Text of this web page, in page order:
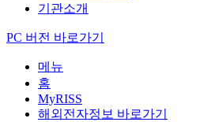
기관소개
PC 버전 바로가기
메뉴
홈
MyRISS
해외전자정보 바로가기